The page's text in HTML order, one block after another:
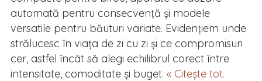
automată pentru consecvență și modele
versatile pentru băuturi variate. Evidențiem unde
strălucesc în viața de zi cu zi și ce compromisuri
cer, astfel încât să alegi echilibrul corect între
intensitate, comoditate și buget. « Citește tot.